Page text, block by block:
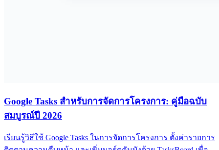
Google Tasks สำหรับการจัดการโครงการ: คู่มือฉบับ
สมบูรณ์ปี 2026
เรียนรู้วิธีใช้ Google Tasks ในการจัดการโครงการ ตั้งค่ารายการ